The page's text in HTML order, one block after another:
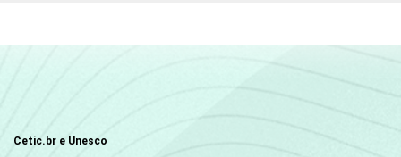
MENSAL
Cetic.br e Unesco